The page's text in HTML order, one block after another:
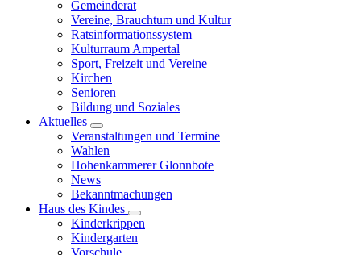
Gemeinderat
Vereine, Brauchtum und Kultur
Ratsinformationssystem
Kulturraum Ampertal
Sport, Freizeit und Vereine
Kirchen
Senioren
Bildung und Soziales
Aktuelles
Veranstaltungen und Termine
Wahlen
Hohenkammerer Glonnbote
News
Bekanntmachungen
Haus des Kindes
Kinderkrippen
Kindergarten
Vorschule